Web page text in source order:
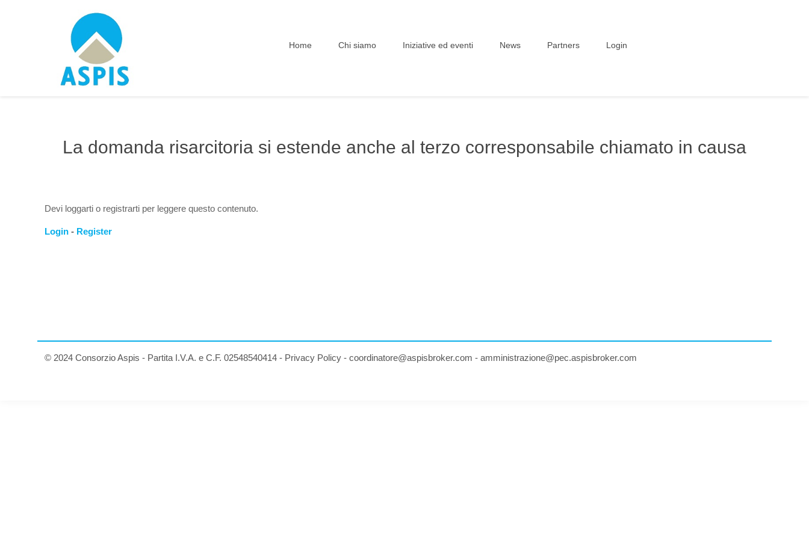
Home Chi siamo Iniziative ed eventi News Partners Login
La domanda risarcitoria si estende anche al terzo corresponsabile chiamato in causa
Devi loggarti o registrarti per leggere questo contenuto.
Login - Register
© 2024 Consorzio Aspis - Partita I.V.A. e C.F. 02548540414 - Privacy Policy -coordinatore@aspisbroker.com -amministrazione@pec.aspisbroker.com